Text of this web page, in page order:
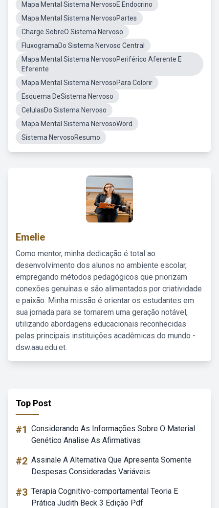
Mapa Mental Sistema NervosoE Endocrino
Mapa Mental Sistema NervosoPartes
Charge SobreO Sistema Nervoso
FluxogramaDo Sistema Nervoso Central
Mapa Mental Sistema NervosoPeriférico Aferente E
Eferente
Mapa Mental Sistema NervosoPara Colorir
Esquema DeSistema Nervoso
CelulasDo Sistema Nervoso
Mapa Mental Sistema NervosoWord
Sistema NervosoResumo
Emelie
Como mentor, minha dedicação é total ao
desenvolvimento dos alunos no ambiente escolar,
empregando métodos pedagógicos que priorizam
conexões genuínas e são alimentados por criatividade
e paixão. Minha missão é orientar os estudantes em
sua jornada para se tornarem uma geração notável,
utilizando abordagens educacionais reconhecidas
pelas principais instituições acadêmicas do mundo -
dsw.aau.edu.et.
Top Post
#1 Considerando As Informações Sobre O Material
Genético Analise As Afirmativas
#2 Assinale A Alternativa Que Apresenta Somente
Despesas Consideradas Variáveis
#3 Terapia Cognitivo-comportamental Teoria E
Prática Judith Beck 3 Edição Pdf